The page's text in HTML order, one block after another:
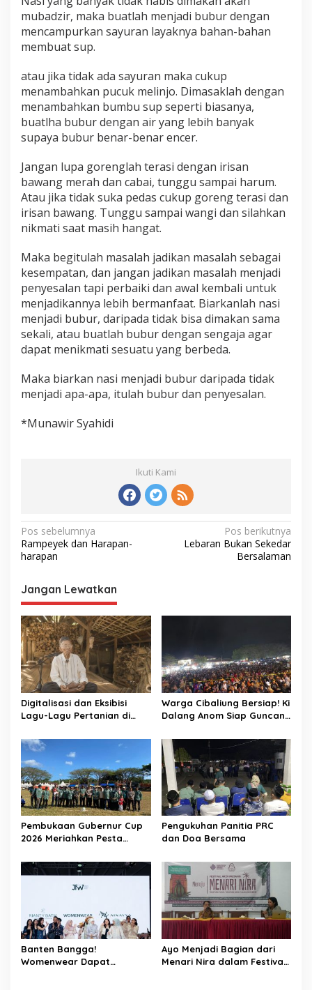
mubadzir, maka buatlah menjadi bubur dengan
mencampurkan sayuran layaknya bahan-bahan
membuat sup.
atau jika tidak ada sayuran maka cukup
menambahkan pucuk melinjo. Dimasaklah dengan
menambahkan bumbu sup seperti biasanya,
buatlha bubur dengan air yang lebih banyak
supaya bubur benar-benar encer.
Jangan lupa gorenglah terasi dengan irisan
bawang merah dan cabai, tunggu sampai harum.
Atau jika tidak suka pedas cukup goreng terasi dan
irisan bawang. Tunggu sampai wangi dan silahkan
nikmati saat masih hangat.
Maka begitulah masalah jadikan masalah sebagai
kesempatan, dan jangan jadikan masalah menjadi
penyesalan tapi perbaiki dan awal kembali untuk
menjadikannya lebih bermanfaat. Biarkanlah nasi
menjadi bubur, daripada tidak bisa dimakan sama
sekali, atau buatlah bubur dengan sengaja agar
dapat menikmati sesuatu yang berbeda.
Maka biarkan nasi menjadi bubur daripada tidak
menjadi apa-apa, itulah bubur dan penyesalan.
*Munawir Syahidi
Ikuti Kami
Navigasi
pos
Pos sebelumnya
Rampeyek dan Harapan-
harapan
Pos berikutnya
Lebaran Bukan Sekedar
Bersalaman
Jangan Lewatkan
Digitalisasi dan Eksibisi
Lagu-Lagu Pertanian di
Nyanyian Tubuh-Tubuh Nyi
Pohaci
Warga Cibaliung Bersiap! Ki
Dalang Anom Siap Guncang
Wayang Golek Kekinian
Pembukaan Gubernur Cup
2026 Meriahkan Pesta
Tim
Pengukuhan Panitia PRC
dan Doa Bersama
Banten Bangga!
Womenwear Dapat
Ayo Menjadi Bagian dari
Menari Nira dalam Festival